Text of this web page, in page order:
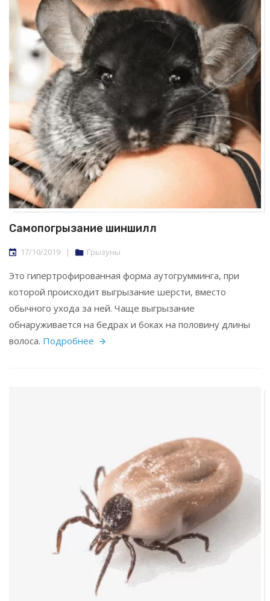
Самопогрызание шиншилл
17/10/2019 | Грызуны
Это гипертрофированная форма аутогрумминга, при
которой происходит выгрызание шерсти, вместо
обычного ухода за ней. Чаще выгрызание
обнаруживается на бедрах и боках на половину длины
волоса. Подробнее